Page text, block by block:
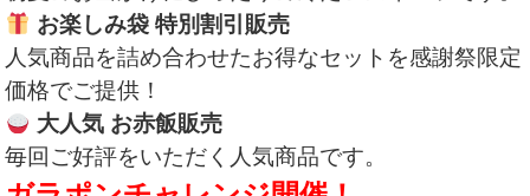
お楽しみ袋 特別割引販売
人気商品を詰め合わせたお得なセットを感謝祭限定
価格でご提供！
大人気 お赤飯販売
毎回ご好評をいただく人気商品です。